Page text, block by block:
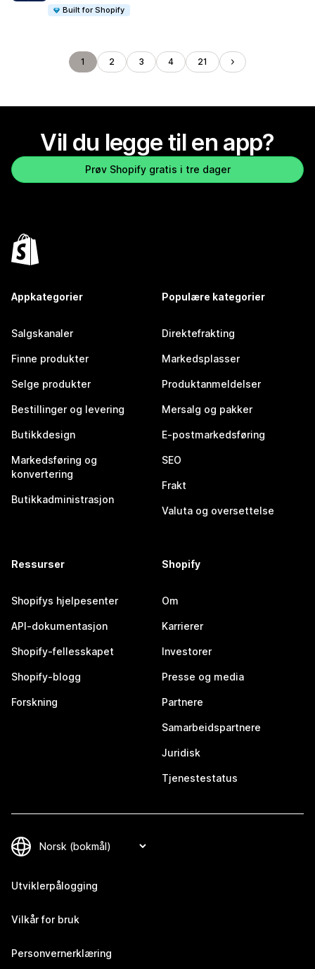
Built for Shopify
1 2 3 4 21
Vil du legge til en app?
Prøv Shopify gratis i tre dager
Appkategorier
Salgskanaler
Finne produkter
Selge produkter
Bestillinger og levering
Butikkdesign
Markedsføring og
konvertering
Butikkadministrasjon
Populære kategorier
Direktefrakting
Markedsplasser
Produktanmeldelser
Mersalg og pakker
E-postmarkedsføring
SEO
Frakt
Valuta og oversettelse
Ressurser
Shopifys hjelpesenter
API-dokumentasjon
Shopify-fellesskapet
Shopify-blogg
Forskning
Shopify
Om
Karrierer
Investorer
Presse og media
Partnere
Samarbeidspartnere
Juridisk
Tjenestestatus
Utviklerpålogging
Vilkår for bruk
Personvernerklæring